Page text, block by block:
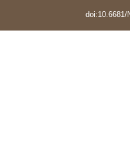
doi:10.6681/